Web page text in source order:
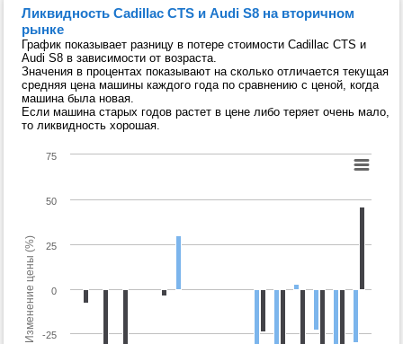
Ликвидность Cadillac CTS и Audi S8 на вторичном
рынке
График показывает разницу в потере стоимости Cadillac CTS и
Audi S8 в зависимости от возраста.
Значения в процентах показывают на сколько отличается текущая
средняя цена машины каждого года по сравнению с ценой, когда
машина была новая.
Если машина старых годов растет в цене либо теряет очень мало,
то ликвидность хорошая.
Изменение цены (%) -25
0
25
50
75